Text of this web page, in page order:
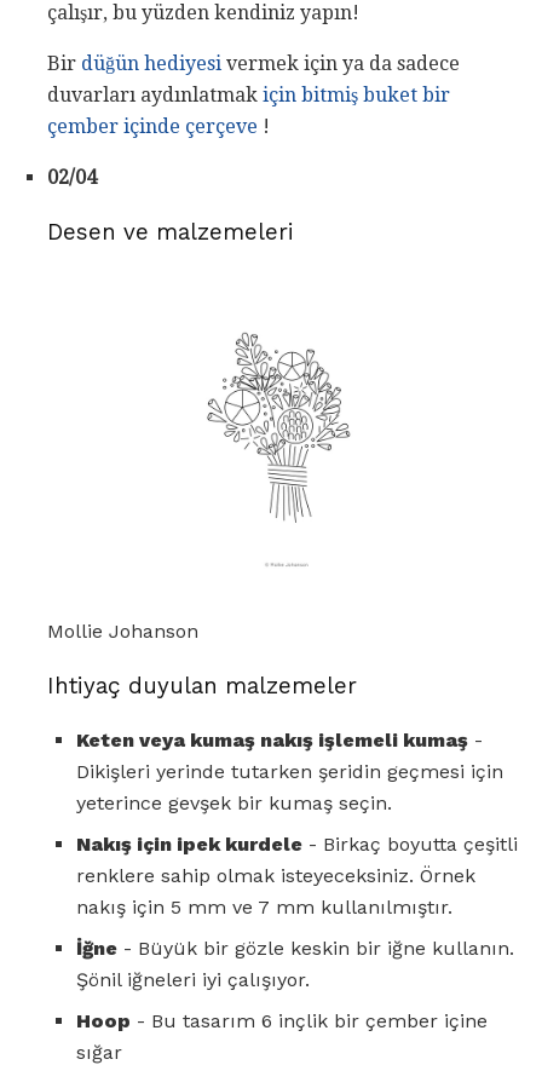
çalışır, bu yüzden kendiniz yapın!
Bir düğün hediyesi vermek için ya da sadece
duvarları aydınlatmak için bitmiş buket bir
çember içinde çerçeve !
02/04
Desen ve malzemeleri
Mollie Johanson
Ihtiyaç duyulan malzemeler
Keten veya kumaş nakış işlemeli kumaş -
Dikişleri yerinde tutarken şeridin geçmesi için
yeterince gevşek bir kumaş seçin.
Nakış için ipek kurdele - Birkaç boyutta çeşitli
renklere sahip olmak isteyeceksiniz. Örnek
nakış için 5 mm ve 7 mm kullanılmıştır.
İğne - Büyük bir gözle keskin bir iğne kullanın.
Şönil iğneleri iyi çalışıyor.
Hoop - Bu tasarım 6 inçlik bir çember içine
sığar